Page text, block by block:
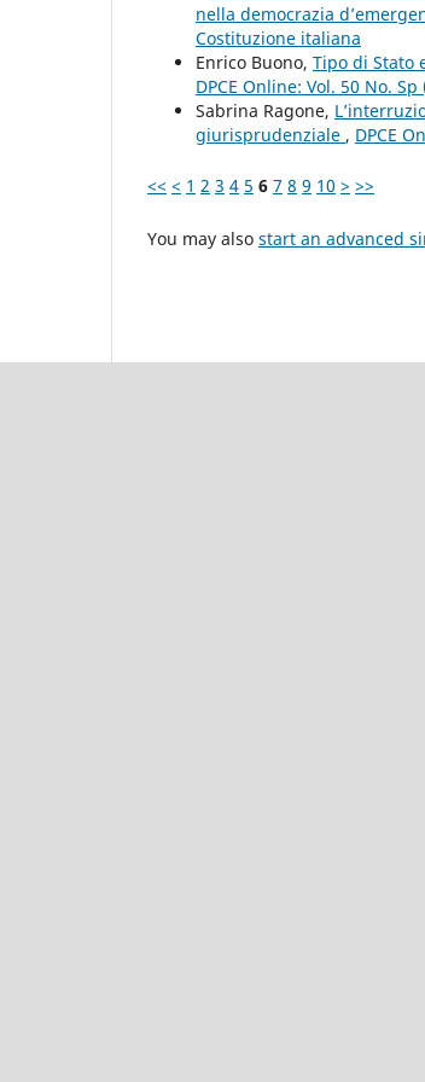
nella democrazia
Costituzione italiana
Enrico Buono, Tipo di Stato
DPCE Online: Vol. 50 No.
Sabrina Ragone,
giurisprudenziale , DPCE
<< < 1 2 3 4 5 6 7 8 9 10 > >>
You may also start an advanced